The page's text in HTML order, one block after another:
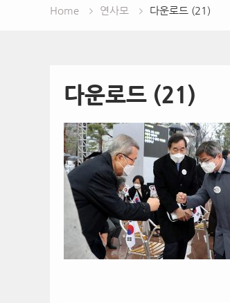
Home 연사모 다운로드 (21)
다운로드 (21)